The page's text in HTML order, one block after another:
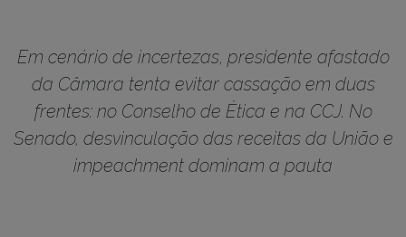
Em cenário de incertezas, presidente afastado
da Câmara tenta evitar cassação em duas
frentes: no Conselho de Ética e na CCJ. No
Senado, desvinculação das receitas da União e
impeachment dominam a pauta